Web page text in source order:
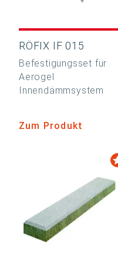
RÖFIX IF 015
Befestigungsset für
Aerogel
Innendämmsystem
Zum Produkt